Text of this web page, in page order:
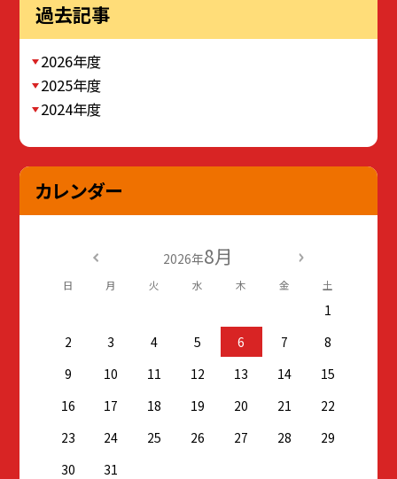
過去記事
2026年度
2025年度
2024年度
カレンダー
2026年8月
日 月 火 水 木 金 土
1
2
3 4 5 6 7
8
9
10 11 12 13 14
15
16
17 18 19 20 21
22
23
24 25 26 27 28
29
30
31